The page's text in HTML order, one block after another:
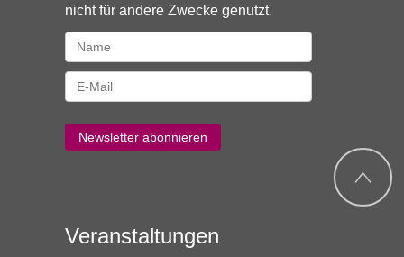
nicht für andere Zwecke genutzt.
Veranstaltungen